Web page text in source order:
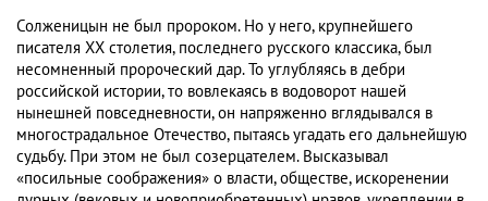
Солженицын не был пророком. Но у него, крупнейшего
писателя XX столетия, последнего русского классика, был
несомненный пророческий дар. То углубляясь в дебри
российской истории, то вовлекаясь в водоворот нашей
нынешней повседневности, он напряженно вглядывался в
многострадальное Отечество, пытаясь угадать его дальнейшую
судьбу. При этом не был созерцателем. Высказывал
«посильные соображения» о власти, обществе, искоренении